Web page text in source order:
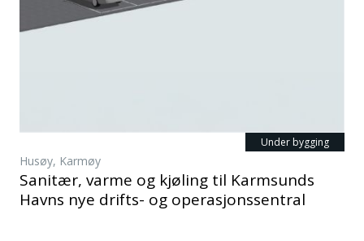
Under bygging
Husøy, Karmøy
Sanitær, varme og kjøling til Karmsunds
Havns nye drifts- og operasjonssentral